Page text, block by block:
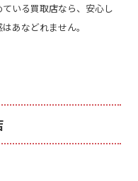
いる買取店なら、安心し
あなどれません。